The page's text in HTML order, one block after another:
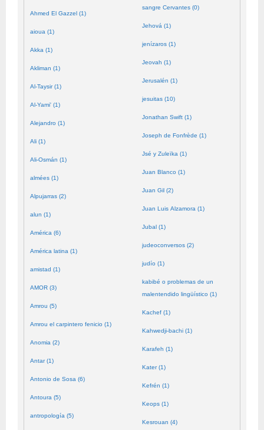
Ahmed El Gazzel (1)
aioua (1)
Akka (1)
Akliman (1)
Al-Taysir (1)
Al-Yami' (1)
Alejandro (1)
Ali (1)
Ali-Osmán (1)
almées (1)
Alpujarras (2)
alun (1)
América (6)
América latina (1)
amistad (1)
AMOR (3)
Amrou (5)
Amrou el carpintero fenicio (1)
Anomia (2)
Antar (1)
Antonio de Sosa (6)
Antoura (5)
antropología (5)
sangre Cervantes (0)
Jehová (1)
jenízaros (1)
Jeovah (1)
Jerusalén (1)
jesuitas (10)
Jonathan Swift (1)
Joseph de Fonfrède (1)
Jsé y Zuleïka (1)
Juan Blanco (1)
Juan Gil (2)
Juan Luis Alzamora (1)
Jubal (1)
judeoconversos (2)
judío (1)
kabibé o problemas de un
malentendido lingüístico (1)
Kachef (1)
Kahwedji-bachi (1)
Karafeh (1)
Kater (1)
Kefrén (1)
Keops (1)
Kesrouan (4)